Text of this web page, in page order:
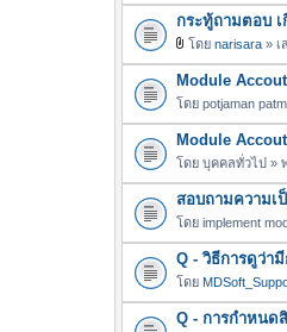
กระทู้ถามตอบ
ฟ
ล์
แ
น
บ
โดย narisara » เ
Module
โดย potjaman
Module
โดย บุคคลทั่วไป »
สอบถามความเ
โดย implement
Q - วิธีการดูว่า
โดย
Q - การกำหนด